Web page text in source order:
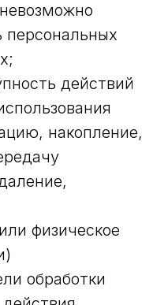
персональных
действий
накопление,
физическое
обработки